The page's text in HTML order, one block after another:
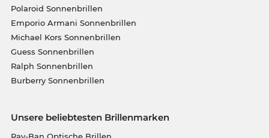
Polaroid Sonnenbrillen
Emporio Armani Sonnenbrillen
Michael Kors Sonnenbrillen
Guess Sonnenbrillen
Ralph Sonnenbrillen
Burberry Sonnenbrillen
Unsere beliebtesten Brillenmarken